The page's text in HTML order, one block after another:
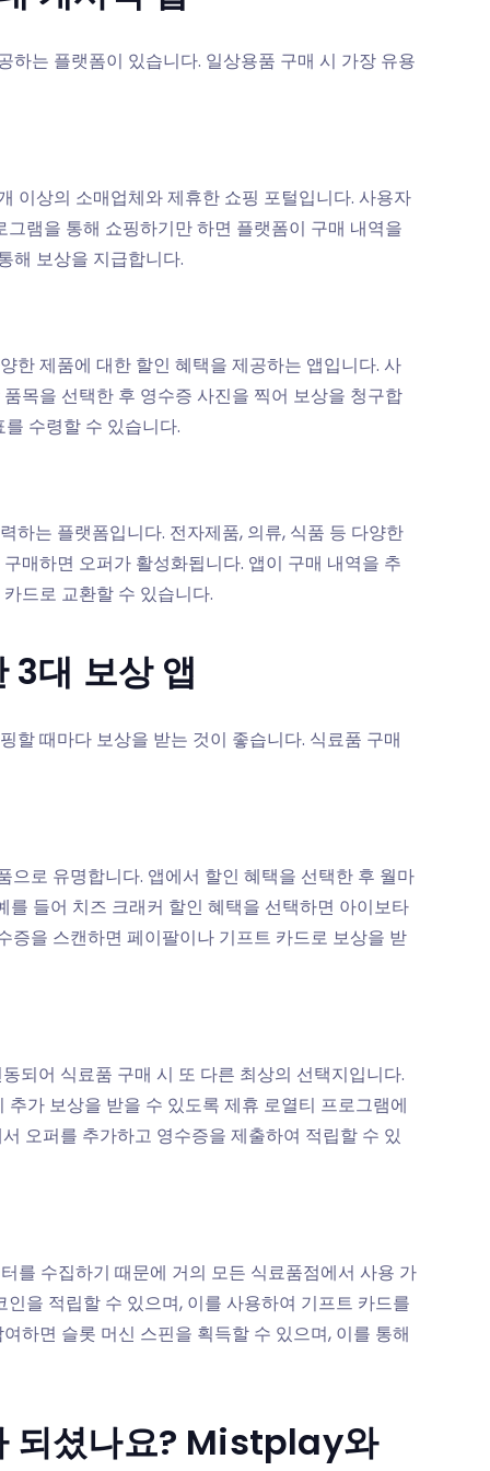
는 플랫폼이 있습니다. 일상용품 구매 시 가장 유용
이상의 소매업체와 제휴한 쇼핑 포털입니다. 사용자
램을 통해 쇼핑하기만 하면 플랫폼이 구매 내역을
해 보상을 지급합니다.
한 제품에 대한 할인 혜택을 제공하는 앱입니다. 사
목을 선택한 후 영수증 사진을 찍어 보상을 청구합
수령할 수 있습니다.
하는 플랫폼입니다. 전자제품, 의류, 식품 등 다양한
매하면 오퍼가 활성화됩니다. 앱이 구매 내역을 추
드로 교환할 수 있습니다.
3대 보상 앱
할 때마다 보상을 받는 것이 좋습니다. 식료품 구매
로 유명합니다. 앱에서 할인 혜택을 선택한 후 월마
들어 치즈 크래커 할인 혜택을 선택하면 아이보타
증을 스캔하면 페이팔이나 기프트 카드로 보상을 받
되어 식료품 구매 시 또 다른 최상의 선택지입니다.
가 보상을 받을 수 있도록 제휴 로열티 프로그램에
오퍼를 추가하고 영수증을 제출하여 적립할 수 있
를 수집하기 때문에 거의 모든 식료품점에서 사용 가
을 적립할 수 있으며, 이를 사용하여 기프트 카드를
하면 슬롯 머신 스핀을 획득할 수 있으며, 이를 통해
되셨나요? Mistplay와